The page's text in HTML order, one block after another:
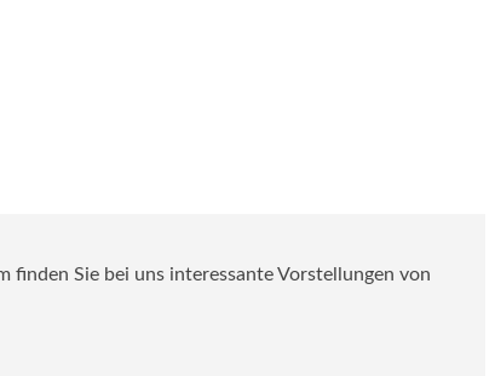
Sie bei uns interessante Vorstellungen von